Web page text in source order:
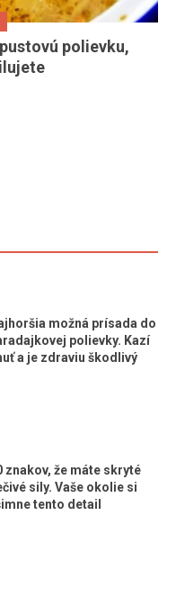
polievku,
možná prísada do
polievky. Kazí
a je zdraviu škodlivý
znakov, že máte skryté
sily. Vaše okolie si
tento detail